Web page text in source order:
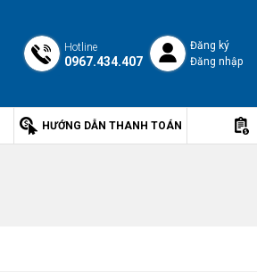
Hotline
0967.434.407
Đăng ký
Đăng nhập
HƯỚNG DẪN THANH TOÁN